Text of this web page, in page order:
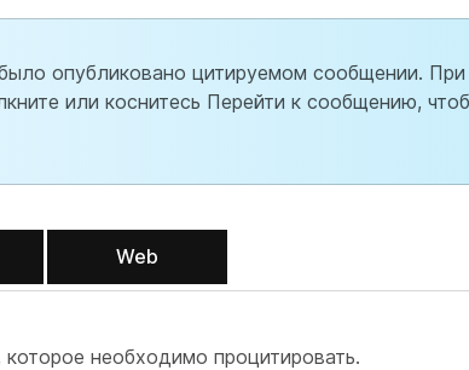
опубликовано цитируемом сообщении.
или коснитесь Перейти к сообщению,
Web
необходимо процитировать.